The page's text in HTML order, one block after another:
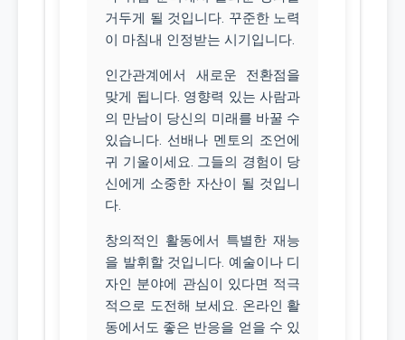
거두게 될 것입니다. 꾸준한 노력
이 마침내 인정받는 시기입니다.
인간관계에서 새로운 전환점을
맞게 됩니다. 영향력 있는 사람과
의 만남이 당신의 미래를 바꿀 수
있습니다. 선배나 멘토의 조언에
귀 기울이세요. 그들의 경험이 당
신에게 소중한 자산이 될 것입니
다.
창의적인 활동에서 특별한 재능
을 발휘할 것입니다. 예술이나 디
자인 분야에 관심이 있다면 적극
적으로 도전해 보세요. 온라인 활
동에서도 좋은 반응을 얻을 수 있